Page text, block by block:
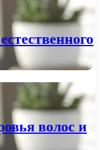
волос и